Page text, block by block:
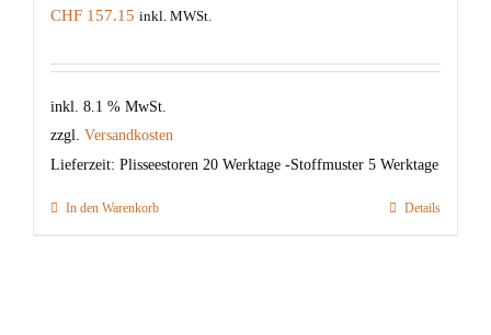
CHF 157.15 inkl. MWSt.
inkl. 8.1 % MwSt.
zzgl. Versandkosten
Lieferzeit: Plisseestoren 20 Werktage -Stoffmuster 5 Werktage
In den Warenkorb Details